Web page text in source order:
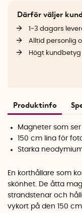
Därför väljer
1-3 dagars
Alltid personlig
Högt kundbetyg
Produktinfo
Magneter som
150 cm lina för
Starka
En korthållare som
skönhet. De åtta
strandstenar och
vykort på den 150